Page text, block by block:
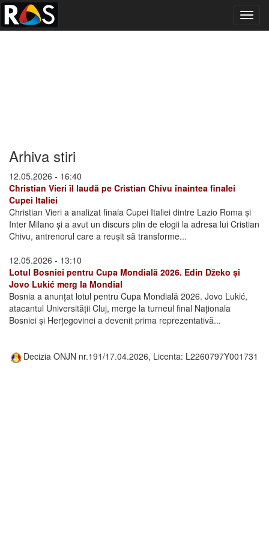
Arhiva stiri
12.05.2026 - 16:40
Christian Vieri îl laudă pe Cristian Chivu înaintea finalei
Cupei Italiei
Christian Vieri a analizat finala Cupei Italiei dintre Lazio Roma și
Inter Milano și a avut un discurs plin de elogii la adresa lui Cristian
Chivu, antrenorul care a reușit să transforme...
12.05.2026 - 13:10
Lotul Bosniei pentru Cupa Mondială 2026. Edin Džeko și
Jovo Lukić merg la Mondial
Bosnia a anunțat lotul pentru Cupa Mondială 2026. Jovo Lukić,
atacantul Universității Cluj, merge la turneul final Naționala
Bosniei și Herțegovinei a devenit prima reprezentativă...
Decizia ONJN nr.191/17.04.2026, Licenta: L2260797Y001731